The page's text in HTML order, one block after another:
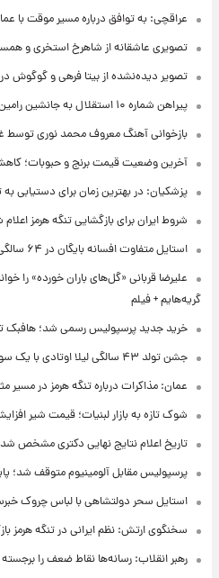
عراقچی: به توافق درباره مسیر موقت با
تصویری عاشقانه از شاهرخ استخری و
تصویر دیده‌نشده از بیتا فرهی و
پیراهن شماره ۱۰ استقلال به جانشین رامین رضاییان رسید + عکس
بازخوانی آهنگ معروف محمد نوری توسط
آخرین وضعیت قیمت برنج و حبوبات؛
پزشکیان: در بهترین زمان برای دستیابی به
شروط ایران برای بازگشایی تنگه هرمز
استایل متفاوت افسانه بایگان در ۶۴ سالگی + عکس
علیرضا قربانی «گل‌های باران خورده» را
گریه‌هایم + فیلم
خرید جدید پرسپولیس رسمی شد؛ هافبک
جشن تولد ۴۳ سالگی لیلا اوتادی با یک سورپرایز ویژه + فیلم
عمان: مذاکرات درباره تنگه هرمز در مسیر
شوک تازه به بازار لبنیات؛ قیمت شیر
تاریخ اعلام نتایج نهایی دکتری مشخص شد
پرسپولیس مقابل آلومینیوم متوقف شد؛
استایل سحر دولتشاهی با لباس چروک
سخنگوی ارتش: نظم ایرانی در تنگه هرمز
رهبر انقلاب: رسانه‌ها نقاط ضعف را برجسته